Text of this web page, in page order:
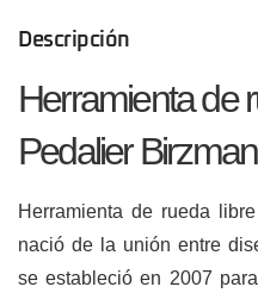
Descripción
Herramienta de
Pedalier Birzman
Herramienta de rueda
nació de la unión entre
se estableció en 2007